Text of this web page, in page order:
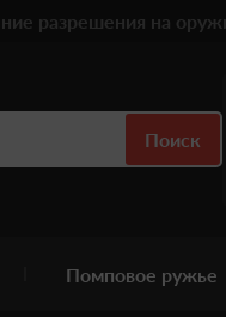
разрешения на
Поиск
Помповое ружье